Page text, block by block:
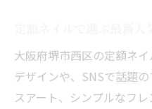
大阪府堺市西区の定額ネ
デザインや、SNSで話題
スアート、シンプルなフ